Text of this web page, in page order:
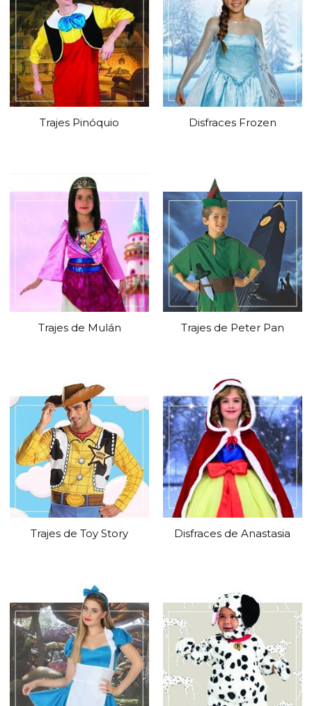
Trajes Pinóquio Disfraces Frozen
Trajes de Mulán Trajes de Peter Pan
Trajes de Toy Story Disfraces de Anastasia